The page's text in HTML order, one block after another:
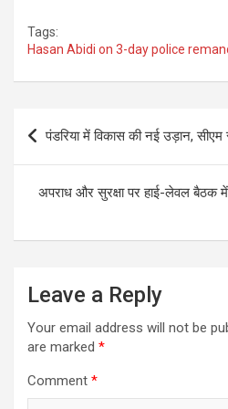
Tags:
Hasan Abidi on 3-day police
Post
navigation
पंडरिया में विकास की नई उड़ान,
अपराध और सुरक्षा पर हाई-लेवल बैठक
Leave a Reply
Your email address will not be
are marked *
Comment *